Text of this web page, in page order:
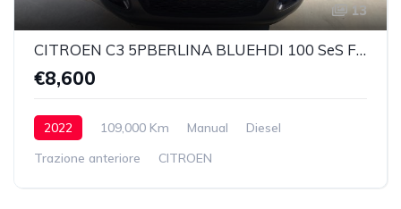
13
CITROEN C3 5PBERLINA BLUEHDI 100 SeS FEEL VAN
€8,600
2022 109,000 Km Manual
Diesel
Trazione anteriore
CITROEN